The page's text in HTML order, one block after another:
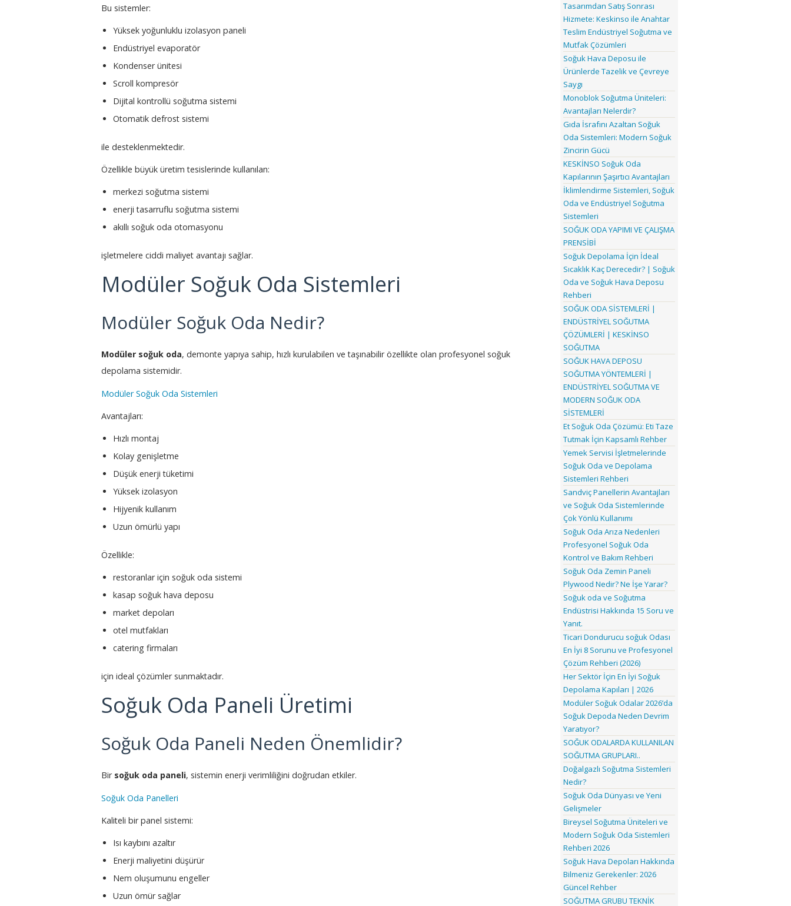
Bu sistemler:
Yüksek yoğunluklu izolasyon paneli
Endüstriyel evaporatör
Kondenser ünitesi
Scroll kompresör
Dijital kontrollü soğutma sistemi
Otomatik defrost sistemi
ile desteklenmektedir.
Özellikle büyük üretim tesislerinde kullanılan:
merkezi soğutma sistemi
enerji tasarruflu soğutma sistemi
akıllı soğuk oda otomasyonu
işletmelere ciddi maliyet avantajı sağlar.
Modüler Soğuk Oda Sistemleri
Modüler Soğuk Oda Nedir?
Modüler soğuk oda, demonte yapıya sahip, hızlı kurulabilen ve taşınabilir özellikte olan profesyonel soğuk
depolama sistemidir.
Modüler Soğuk Oda Sistemleri
Avantajları:
Hızlı montaj
Kolay genişletme
Düşük enerji tüketimi
Yüksek izolasyon
Hijyenik kullanım
Uzun ömürlü yapı
Özellikle:
restoranlar için soğuk oda sistemi
kasap soğuk hava deposu
market depoları
otel mutfakları
catering firmaları
için ideal çözümler sunmaktadır.
Soğuk Oda Paneli Üretimi
Soğuk Oda Paneli Neden Önemlidir?
Bir soğuk oda paneli, sistemin enerji verimliliğini doğrudan etkiler.
Soğuk Oda Panelleri
Kaliteli bir panel sistemi:
Isı kaybını azaltır
Enerji maliyetini düşürür
Nem oluşumunu engeller
Uzun ömür sağlar
Tasarımdan Satış Sonrası
Hizmete: Keskinso ile Anahtar
Teslim Endüstriyel Soğutma ve
Mutfak Çözümleri
Soğuk Hava Deposu ile
Ürünlerde Tazelik ve Çevreye
Saygı
Monoblok Soğutma Üniteleri:
Avantajları Nelerdir?
Gıda İsrafını Azaltan Soğuk
Oda Sistemleri: Modern Soğuk
Zincirin Gücü
KESKİNSO Soğuk Oda
Kapılarının Şaşırtıcı Avantajları
İklimlendirme Sistemleri, Soğuk
Oda ve Endüstriyel Soğutma
Sistemleri
SOĞUK ODA YAPIMI VE ÇALIŞMA
PRENSİBİ
Soğuk Depolama İçin İdeal
Sıcaklık Kaç Derecedir? | Soğuk
Oda ve Soğuk Hava Deposu
Rehberi
SOĞUK ODA SİSTEMLERİ |
ENDÜSTRİYEL SOĞUTMA
ÇÖZÜMLERİ | KESKİNSO
SOĞUTMA
SOĞUK HAVA DEPOSU
SOĞUTMA YÖNTEMLERİ |
ENDÜSTRİYEL SOĞUTMA VE
MODERN SOĞUK ODA
SİSTEMLERİ
Et Soğuk Oda Çözümü: Eti Taze
Tutmak İçin Kapsamlı Rehber
Yemek Servisi İşletmelerinde
Soğuk Oda ve Depolama
Sistemleri Rehberi
Sandviç Panellerin Avantajları
ve Soğuk Oda Sistemlerinde
Çok Yönlü Kullanımı
Soğuk Oda Arıza Nedenleri
Profesyonel Soğuk Oda
Kontrol ve Bakım Rehberi
Soğuk Oda Zemin Paneli
Plywood Nedir? Ne İşe Yarar?
Soğuk oda ve Soğutma
Endüstrisi Hakkında 15 Soru ve
Yanıt.
Ticari Dondurucu soğuk Odası
En İyi 8 Sorunu ve Profesyonel
Çözüm Rehberi (2026)
Her Sektör İçin En İyi Soğuk
Depolama Kapıları | 2026
Modüler Soğuk Odalar 2026’da
Soğuk Depoda Neden Devrim
Yaratıyor?
SOĞUK ODALARDA KULLANILAN
SOĞUTMA GRUPLARI..
Doğalgazlı Soğutma Sistemleri
Nedir?
Soğuk Oda Dünyası ve Yeni
Gelişmeler
Bireysel Soğutma Üniteleri ve
Modern Soğuk Oda Sistemleri
Rehberi 2026
Soğuk Hava Depoları Hakkında
Bilmeniz Gerekenler: 2026
Güncel Rehber
SOĞUTMA GRUBU TEKNİK